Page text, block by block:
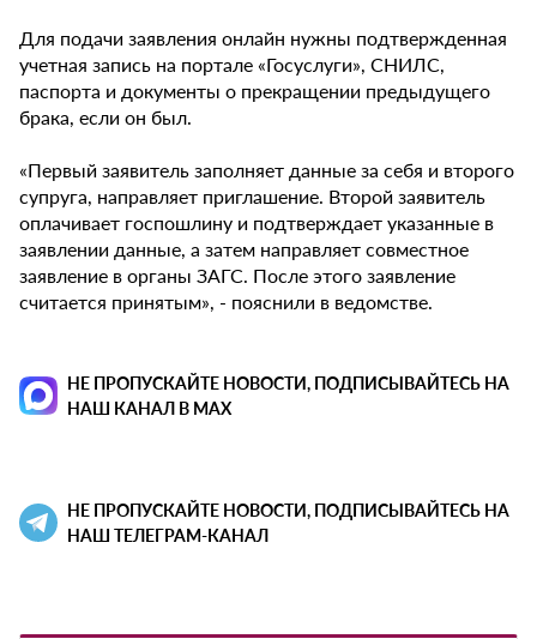
Для подачи заявления онлайн нужны подтвержденная
учетная запись на портале «Госуслуги», СНИЛС,
паспорта и документы о прекращении предыдущего
брака, если он был.
«Первый заявитель заполняет данные за себя и второго
супруга, направляет приглашение. Второй заявитель
оплачивает госпошлину и подтверждает указанные в
заявлении данные, а затем направляет совместное
заявление в органы ЗАГС. После этого заявление
считается принятым», - пояснили в ведомстве.
НЕ ПРОПУСКАЙТЕ НОВОСТИ, ПОДПИСЫВАЙТЕСЬ НА
НАШ КАНАЛ В MAX
НЕ ПРОПУСКАЙТЕ НОВОСТИ, ПОДПИСЫВАЙТЕСЬ НА
НАШ ТЕЛЕГРАМ-КАНАЛ